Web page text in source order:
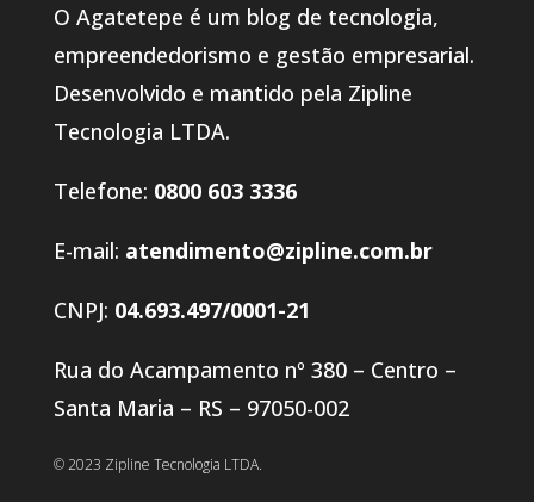
O Agatetepe é um blog de tecnologia,
empreendedorismo e gestão empresarial.
Desenvolvido e mantido pela Zipline
Tecnologia LTDA.
Telefone: 0800 603 3336
E-mail: atendimento@zipline.com.br
CNPJ: 04.693.497/0001-21
Rua do Acampamento nº 380 – Centro –
Santa Maria – RS – 97050-002
© 2023 Zipline Tecnologia LTDA.